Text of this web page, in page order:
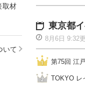
取材
いて
東京都
8月6日 9:32
第75回 江
TOKYO レ